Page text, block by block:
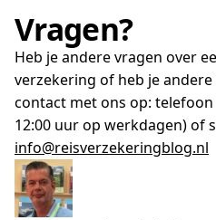
Vragen?
Heb je andere vragen over
verzekering of heb je andere
contact met ons op: telefoon
12:00 uur op werkdagen) of
info@reisverzekeringblog.nl